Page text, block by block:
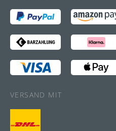
VERSAND MIT